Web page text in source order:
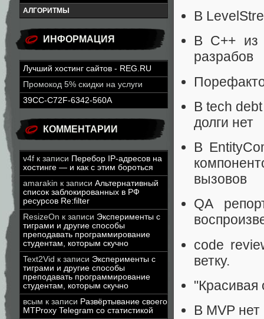
АЛГОРИТМЫ
ИНФОРМАЦИЯ
Лучший хостинг сайтов - REG.RU
Промокод 5% скидки на услуги
39CC-C72F-6342-560A
КОММЕНТАРИИ
v4f к записи Перебор IP-адресов на
хостинге — и как с этим бороться
amarakin к записи Альтернативный
список заблокированных в РФ
ресурсов Re:filter
ResizeOn к записи Эксперименты с
тиграми и другие способы
преподавать программирование
студентам, которым скучно
Text2Vid к записи Эксперименты с
тиграми и другие способы
преподавать программирование
студентам, которым скучно
всым к записи Развёртывание своего
MTProxy Telegram со статистикой
В
В С++ из
разрабов
В tech
долги нет
В
вызовов
QA
code
ветку.
"Красивая
В MVP